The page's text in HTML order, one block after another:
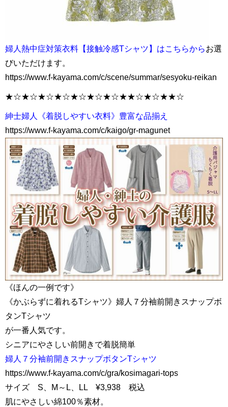
婦人熱中症対策衣料【接触冷感Tシャツ】はこちらからお選
びいただけます。
https://www.f-kayama.com/c/scene/summar/sesyoku-reikan
★☆★☆★☆★☆★☆★☆★☆★★☆★☆★★☆
紳士婦人《着脱しやすい衣料》豊富な品揃え
https://www.f-kayama.com/c/kaigo/gr-magunet
《ほんの一例です》
《かぶらずに着れるTシャツ》婦人７分袖前開きスナップボ
タンTシャツ
が一番人気です。
シニアにやさしい前開きで着脱簡単
婦人７分袖前開きスナップボタンTシャツ
https://www.f-kayama.com/c/gra/kosimagari-tops
サイズ S、M～L、LL ¥3,938 税込
肌にやさしい綿100％素材。